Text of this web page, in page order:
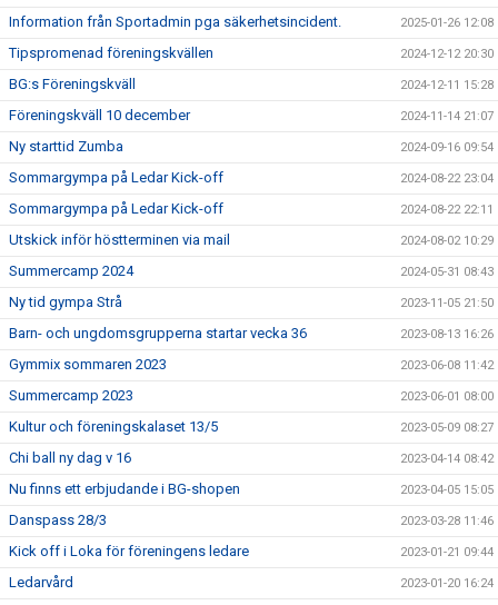
Information från Sportadmin pga säkerhetsincident. 2025-01-26 12:08
Tipspromenad föreningskvällen 2024-12-12 20:30
BG:s Föreningskväll 2024-12-11 15:28
Föreningskväll 10 december 2024-11-14 21:07
Ny starttid Zumba 2024-09-16 09:54
Sommargympa på Ledar Kick-off 2024-08-22 23:04
Sommargympa på Ledar Kick-off 2024-08-22 22:11
Utskick inför höstterminen via mail 2024-08-02 10:29
Summercamp 2024 2024-05-31 08:43
Ny tid gympa Strå 2023-11-05 21:50
Barn- och ungdomsgrupperna startar vecka 36 2023-08-13 16:26
Gymmix sommaren 2023 2023-06-08 11:42
Summercamp 2023 2023-06-01 08:00
Kultur och föreningskalaset 13/5 2023-05-09 08:27
Chi ball ny dag v 16 2023-04-14 08:42
Nu finns ett erbjudande i BG-shopen 2023-04-05 15:05
Danspass 28/3 2023-03-28 11:46
Kick off i Loka för föreningens ledare 2023-01-21 09:44
Ledarvård 2023-01-20 16:24